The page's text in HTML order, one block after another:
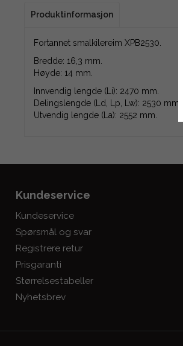
Produktinformasjon
Fortannet smalkilereim XPB2530.
Bredde: 16,3 mm.
Høyde: 14 mm.
Innvendig lengde (Li): 2470 mm.
Delingslengde (Ld, Lp, Lw): 2530 mm.
Utvendig lengde (La): 2552 mm.
Kundeservice
Kundeservice
Spørsmål og svar
Registrere retur
Prisgaranti
Størrelsestabeller
Nyhetsbrev